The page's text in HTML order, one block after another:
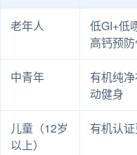
老年人
低GI+低
高钙预
中青年
有机纯
动健身
儿童（12岁
以上）
有机认